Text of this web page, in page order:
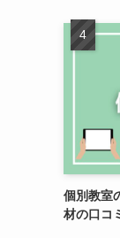
個別教室
材の口コ